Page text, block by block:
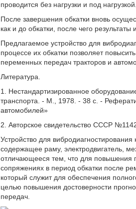
проводится без нагрузки и под нагрузкой.
После завершения обкатки вновь
как и до обкатки, после чего
Предлагаемое устройство для
процессе их обкатки позволяет
переменных передач тракторов и
Литература.
1. Нестандартизированное
транспорта. - М., 1978. - 38 с. -
автомобилей»
2. Авторское свидетельство СССР
Устройство для
содержащее раму, электродвигатель,
отличающееся тем, что для повышения
сопряжениях в период обкатки после
который служит для обеспечения
целью повышения достоверности
передач.